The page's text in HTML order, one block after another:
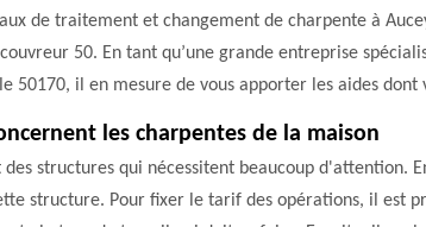
de traitement et changement de charpente à
50. En tant qu’une grande entreprise
50170, il en mesure de vous apporter les aides dont
les charpentes de la maison
des structures qui nécessitent beaucoup d'attention.
structure. Pour fixer le tarif des opérations, il est